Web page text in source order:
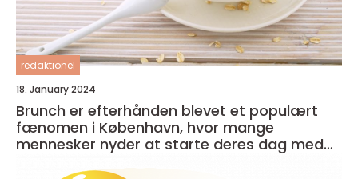
redaktionel
18. January 2024
Brunch er efterhånden blevet et populært
fænomen i København, hvor mange
mennesker nyder at starte deres dag med